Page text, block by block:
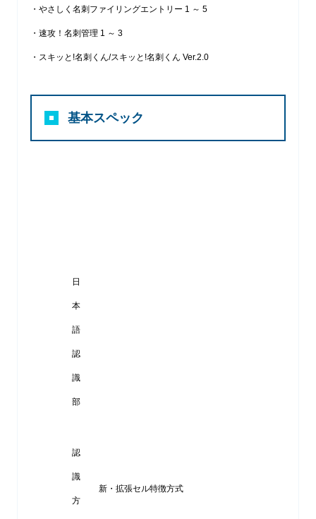
・やさしく名刺ファイリングエントリー 1 ～ 5
・速攻！名刺管理 1 ～ 3
・スキッと!名刺くん/スキッと!名刺くん Ver.2.0
基本スペック
日
本
語
認
識
部
認
識
方
新・拡張セル特徴方式